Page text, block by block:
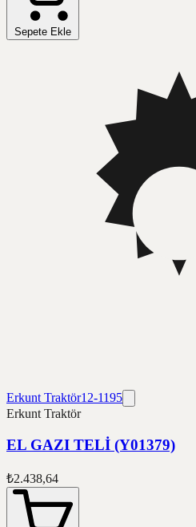
Sepete Ekle
Erkunt Traktör12-1195
Erkunt Traktör
EL GAZI TELİ (Y01379)
₺2.438,64